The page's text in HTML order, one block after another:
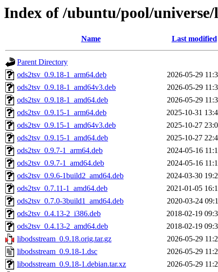
Index of /ubuntu/pool/
Name Last modified
Parent Directory
ods2tsv_0.9.18-1_arm64.deb
2026-05-29
ods2tsv_0.9.18-1_amd64v3.deb
2026-05-29
ods2tsv_0.9.18-1_amd64.deb
2026-05-29
ods2tsv_0.9.15-1_arm64.deb
2025-10-31
ods2tsv_0.9.15-1_amd64v3.deb
2025-10-27
ods2tsv_0.9.15-1_amd64.deb
2025-10-27
ods2tsv_0.9.7-1_arm64.deb
2024-05-16
ods2tsv_0.9.7-1_amd64.deb
2024-05-16
ods2tsv_0.9.6-1build2_amd64.deb
2024-03-30
ods2tsv_0.7.11-1_amd64.deb
2021-01-05
ods2tsv_0.7.0-3build1_amd64.deb
2020-03-24
ods2tsv_0.4.13-2_i386.deb
2018-02-19
ods2tsv_0.4.13-2_amd64.deb
2018-02-19
libodsstream_0.9.18.orig.tar.gz
2026-05-29
libodsstream_0.9.18-1.dsc
2026-05-29
libodsstream_0.9.18-1.debian.tar.xz
2026-05-29